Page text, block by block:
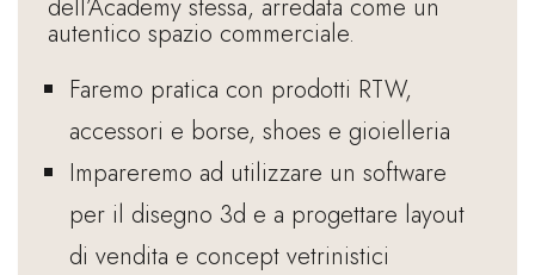
dell’Academy stessa, arredata come un
autentico spazio commerciale.
Faremo pratica con prodotti RTW,
accessori e borse, shoes e gioielleria
Impareremo ad utilizzare un software
per il disegno 3d e a progettare layout
di vendita e concept vetrinistici